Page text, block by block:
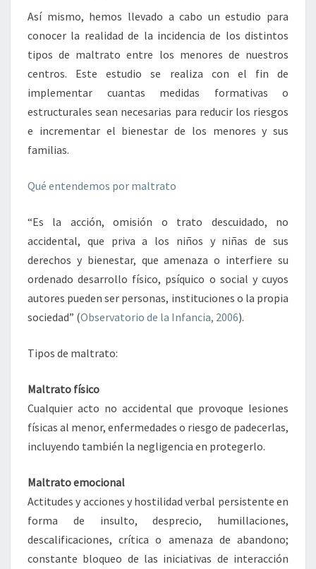
Así mismo, hemos llevado a cabo un estudio para
conocer la realidad de la incidencia de los distintos
tipos de maltrato entre los menores de nuestros
centros. Este estudio se realiza con el fin de
implementar cuantas medidas formativas o
estructurales sean necesarias para reducir los riesgos
e incrementar el bienestar de los menores y sus
familias.
Qué entendemos por maltrato
“Es la acción, omisión o trato descuidado, no
accidental, que priva a los niños y niñas de sus
derechos y bienestar, que amenaza o interfiere su
ordenado desarrollo físico, psíquico o social y cuyos
autores pueden ser personas, instituciones o la propia
sociedad” (Observatorio de la Infancia, 2006).
Tipos de maltrato:
Maltrato físico
Cualquier acto no accidental que provoque lesiones
físicas al menor, enfermedades o riesgo de padecerlas,
incluyendo también la negligencia en protegerlo.
Maltrato emocional
Actitudes y acciones y hostilidad verbal persistente en
forma de insulto, desprecio, humillaciones,
descalificaciones, crítica o amenaza de abandono;
constante bloqueo de las iniciativas de interacción